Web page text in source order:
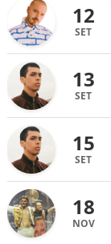
12
SET
13
SET
15
SET
18
NOV